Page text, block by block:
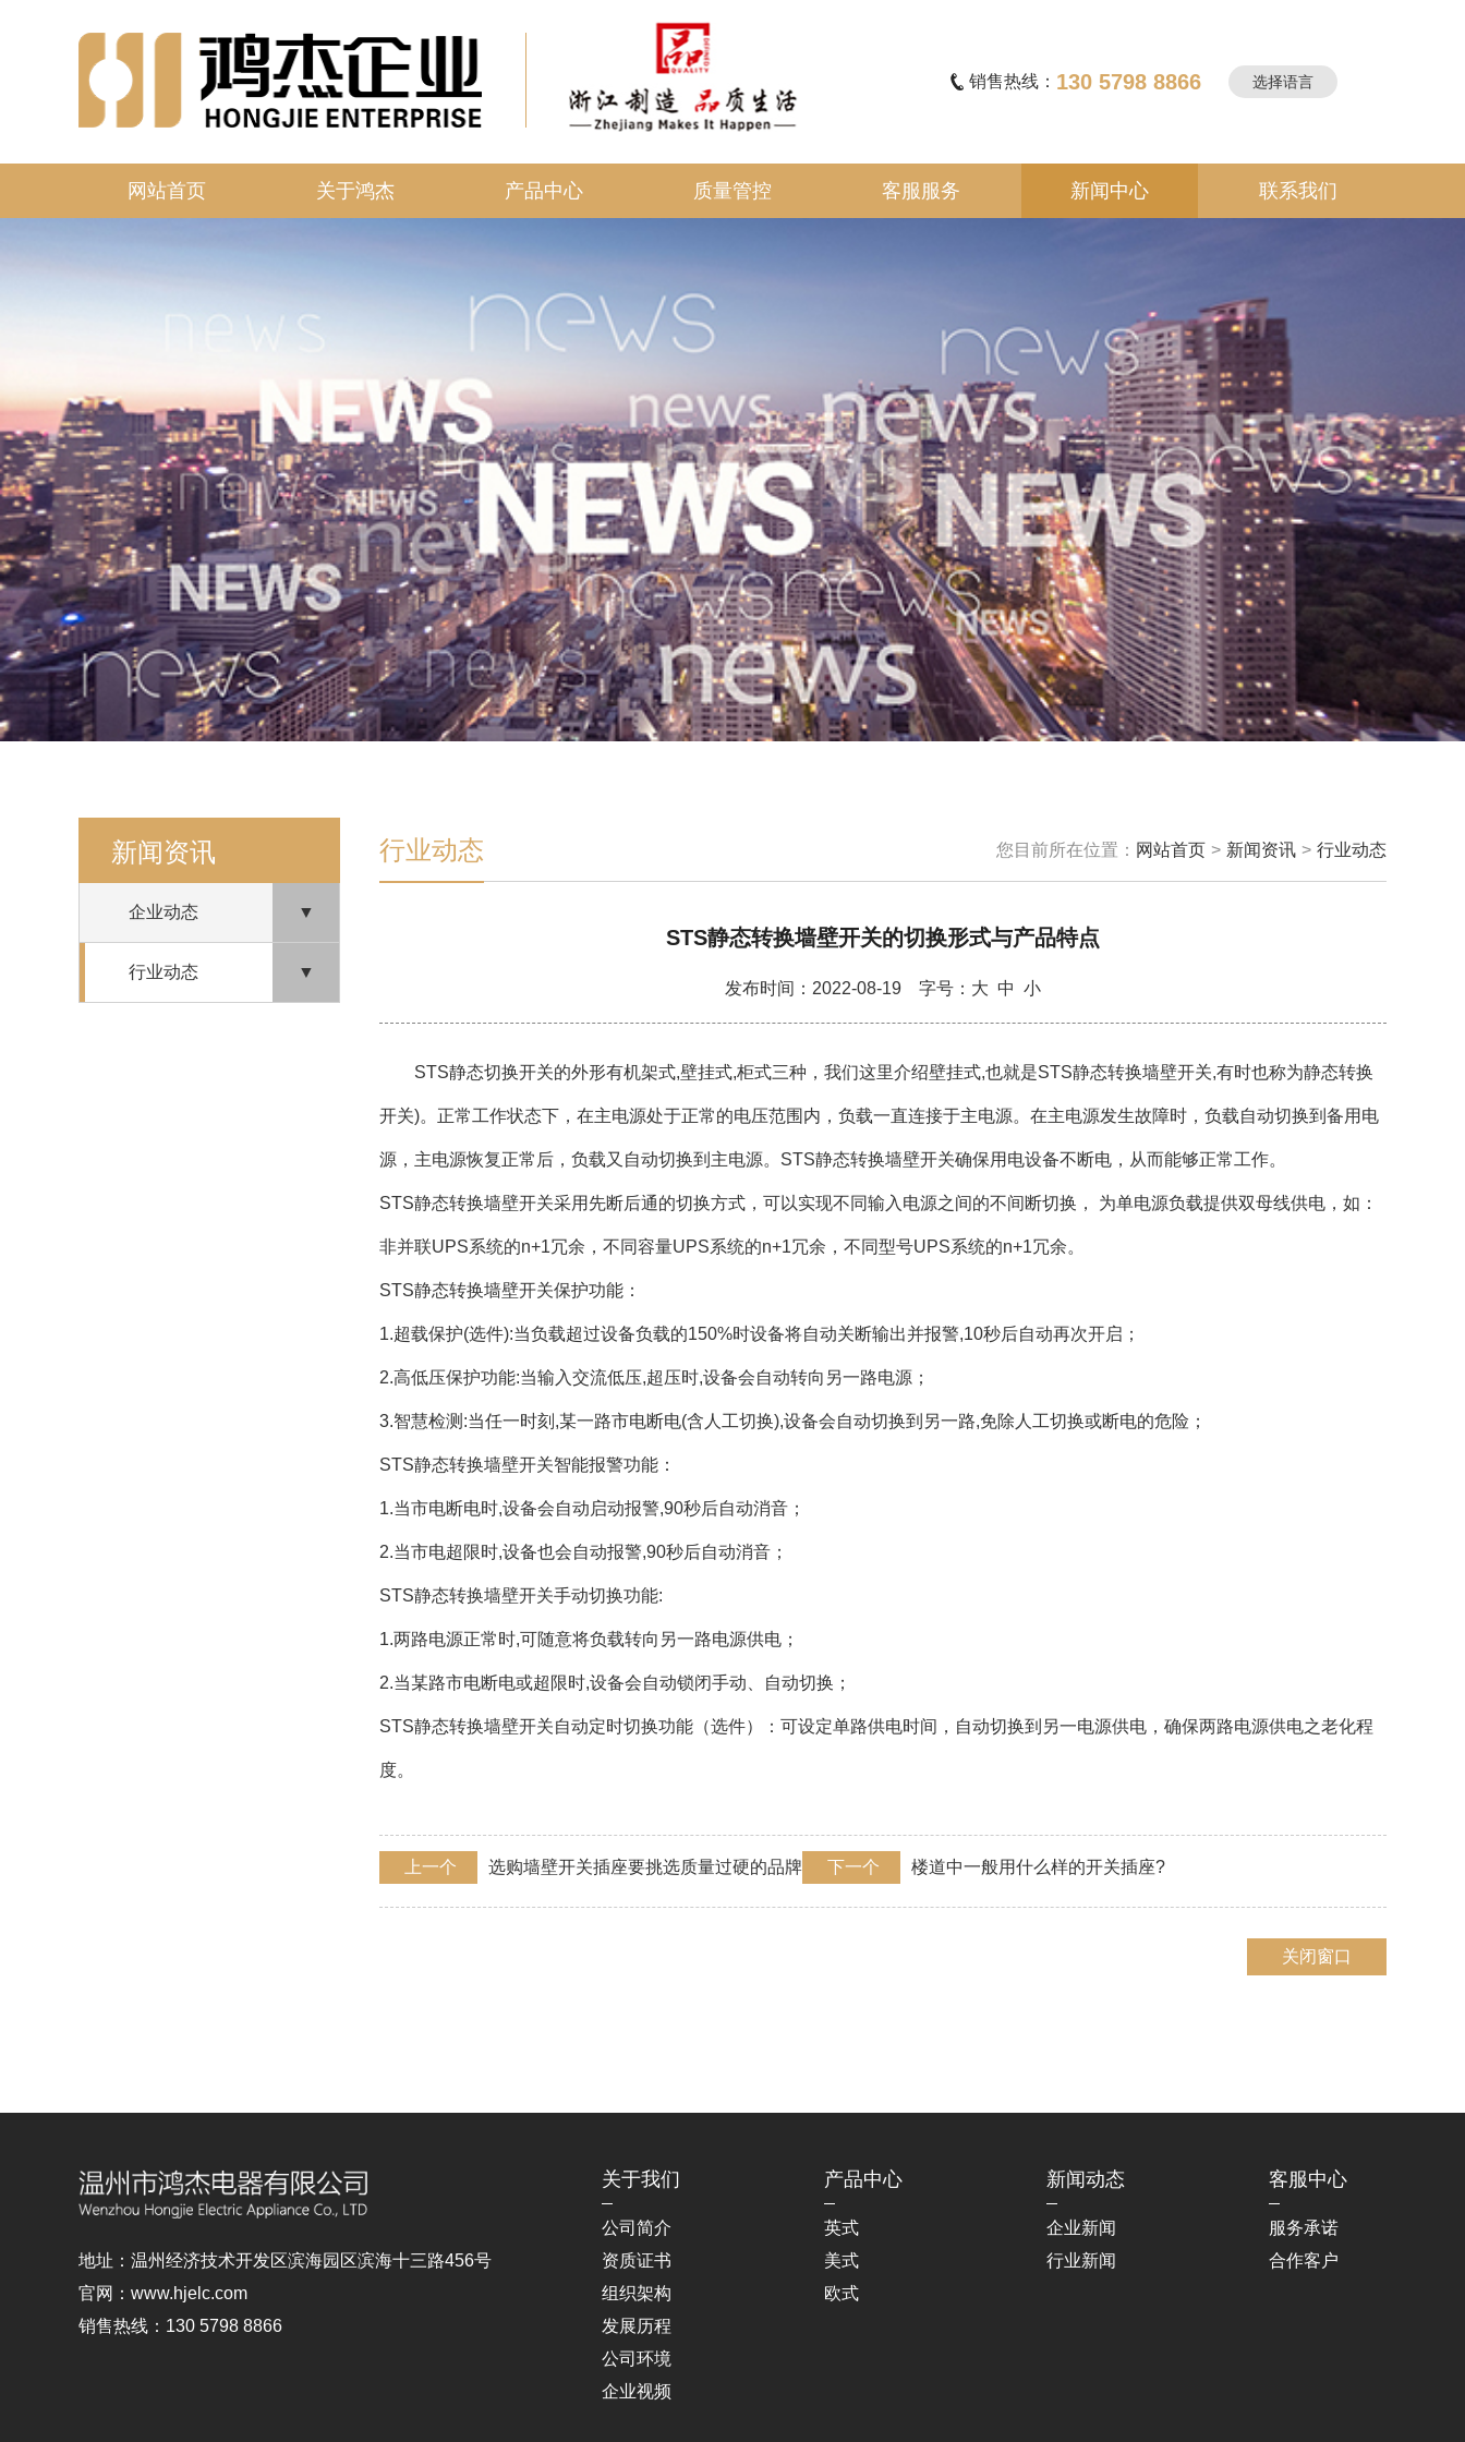
销售热线： 130 5798 8866 选择语言
网站首页 关于鸿杰 产品中心 质量管控 客服服务 新闻中心 联系我们
新闻资讯
企业动态 ▼
行业动态 ▼
行业动态 您目前所在位置： 网站首页 > 新闻资讯 > 行业动态
STS静态转换墙壁开关的切换形式与产品特点
发布时间：2022-08-19 字号： 大 中 小
STS静态切换开关的外形有机架式,壁挂式,柜式三种，我们这里介绍壁挂式,也就是STS静态转换墙壁开关,有时也称为静态转换
开关)。正常工作状态下，在主电源处于正常的电压范围内，负载一直连接于主电源。在主电源发生故障时，负载自动切换到备用电
源，主电源恢复正常后，负载又自动切换到主电源。STS静态转换墙壁开关确保用电设备不断电，从而能够正常工作。
STS静态转换墙壁开关采用先断后通的切换方式，可以实现不同输入电源之间的不间断切换， 为单电源负载提供双母线供电，如：
非并联UPS系统的n+1冗余，不同容量UPS系统的n+1冗余，不同型号UPS系统的n+1冗余。
STS静态转换墙壁开关保护功能：
1.超载保护(选件):当负载超过设备负载的150%时设备将自动关断输出并报警,10秒后自动再次开启；
2.高低压保护功能:当输入交流低压,超压时,设备会自动转向另一路电源；
3.智慧检测:当任一时刻,某一路市电断电(含人工切换),设备会自动切换到另一路,免除人工切换或断电的危险；
STS静态转换墙壁开关智能报警功能：
1.当市电断电时,设备会自动启动报警,90秒后自动消音；
2.当市电超限时,设备也会自动报警,90秒后自动消音；
STS静态转换墙壁开关手动切换功能:
1.两路电源正常时,可随意将负载转向另一路电源供电；
2.当某路市电断电或超限时,设备会自动锁闭手动、自动切换；
STS静态转换墙壁开关自动定时切换功能（选件）：可设定单路供电时间，自动切换到另一电源供电，确保两路电源供电之老化程
度。
上一个 选购墙壁开关插座要挑选质量过硬的品牌 下一个 楼道中一般用什么样的开关插座?
关闭窗口
地址：温州经济技术开发区滨海园区滨海十三路456号
官网： www.hjelc.com
销售热线： 130 5798 8866
关于我们
公司简介
资质证书
组织架构
发展历程
公司环境
企业视频
产品中心
英式
美式
欧式
新闻动态
企业新闻
行业新闻
客服中心
服务承诺
合作客户